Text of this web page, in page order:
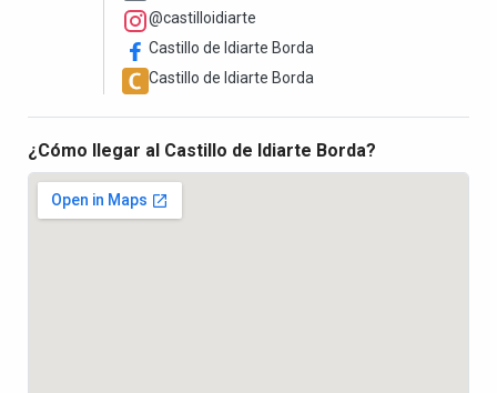
@castilloidiarte
Castillo de Idiarte Borda
Castillo de Idiarte Borda
¿Cómo llegar al Castillo de Idiarte Borda?